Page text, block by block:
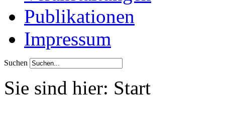
Publikationen
Impressum
Suchen
Sie sind hier: Start